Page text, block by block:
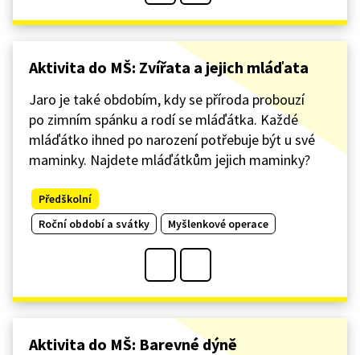
Aktivita do MŠ: Zvířata a jejich mláďata
Jaro je také obdobím, kdy se příroda probouzí
po zimním spánku a rodí se mláďátka. Každé
mláďátko ihned po narození potřebuje být u své
maminky. Najdete mláďátkům jejich maminky?
Předškolní
Roční období a svátky
Myšlenkové operace
Aktivita do MŠ: Barevné dýně